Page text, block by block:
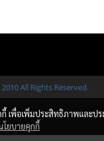
All Rights Reserved.
กี้ เพื่อเพิ่มประสิทธิภาพและป
โยบายคุกกี้